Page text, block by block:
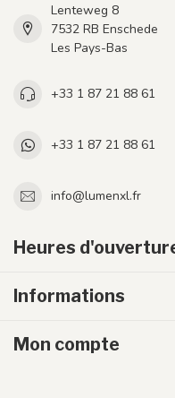
Lenteweg 8
7532 RB Enschede
Les Pays-Bas
+33 1 87 21 88 61
+33 1 87 21 88 61
info@lumenxl.fr
Heures
Informations
Mon compte